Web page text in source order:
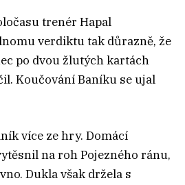
trenér Hapal
verdiktu tak důrazně, že
po dvou žlutých kartách
Koučování Baníku se ujal
více ze hry. Domácí
na roh Pojezného ránu,
Dukla však držela s